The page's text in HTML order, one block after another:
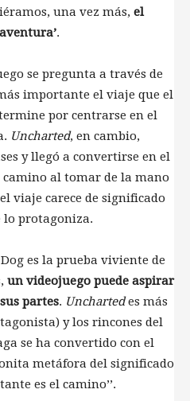
una vez más, el
.
se pregunta a través de
importante el viaje que el
por centrarse en el
Uncharted, en cambio,
y llegó a convertirse en el
al tomar de la mano
viaje carece de significado
lo protagoniza.
es la prueba viviente de
un videojuego puede aspirar
partes. Unchartedes más
y los rincones del
se ha convertido con el
metáfora del significado
es el camino’’.